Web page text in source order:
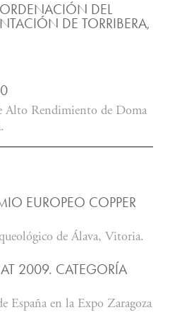
DEL
DE TORRIBERA,
Alto Rendimiento de Doma
EUROPEO COPPER
de Álava, Vitoria.
2009. CATEGORÍA
España en la Expo Zaragoza